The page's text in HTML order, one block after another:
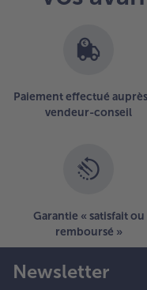
Paiement effectué
vendeur-conseil
Garantie « satisfait ou
remboursé »
Newsletter